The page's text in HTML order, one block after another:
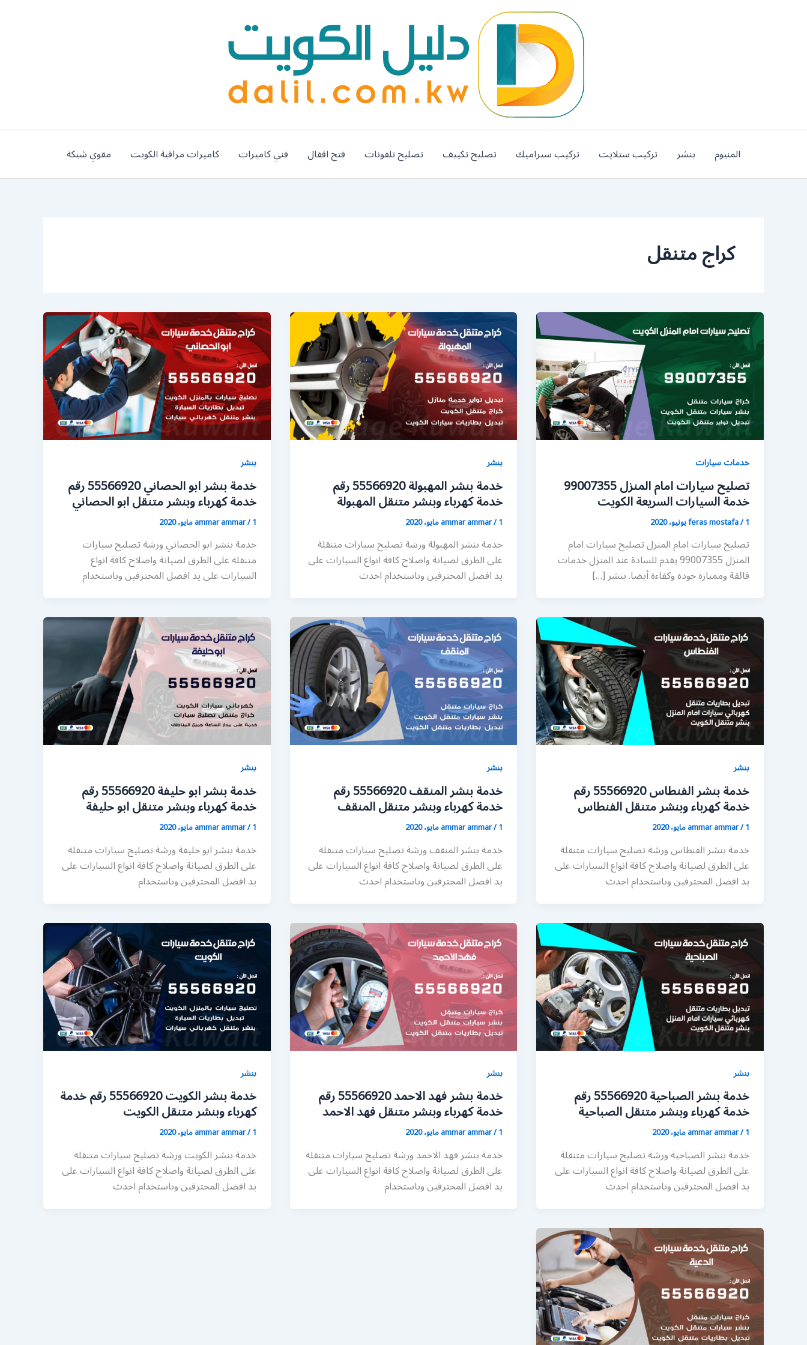
المنيوم بنشر تركيب ستلايت تركيب سيراميك تصليح تكييف تصليح تلفونات فتح اقفال فني كاميرات كاميرات مراقبة الكويت مقوي شبكة
كراج متنقل
خدمات سيارات
تصليح سيارات امام المنزل 99007355
خدمة السيارات السريعة الكويت
feras mostafa/1 يونيو، 2020
تصليح سيارات امام المنزل تصليح سيارات امام
المنزل 99007355 يقدم للسادة عند المنزل خدمات
فائقة وممتازة جودة وكفاءة أيضا. بنشر […]
بنشر
خدمة بنشر المهبولة 55566920 رقم
خدمة كهرباء وبنشر متنقل المهبولة
ammar ammar/1 مايو، 2020
خدمة بنشر المهبولة ورشة تصليح سيارات متنقلة
على الطرق لصيانة واصلاح كافة انواع السيارات على
يد افضل المحترفين وباستخدام احدث
بنشر
خدمة بنشر ابو الحصاني 55566920 رقم
خدمة كهرباء وبنشر متنقل ابو الحصاني
ammar ammar/1 مايو، 2020
خدمة بنشر ابو الحصاني ورشة تصليح سيارات
متنقلة على الطرق لصيانة واصلاح كافة انواع
السيارات على يد افضل المحترفين وباستخدام
بنشر
خدمة بنشر الفنطاس 55566920 رقم
خدمة كهرباء وبنشر متنقل الفنطاس
ammar ammar/1 مايو، 2020
خدمة بنشر الفنطاس ورشة تصليح سيارات متنقلة
على الطرق لصيانة واصلاح كافة انواع السيارات على
يد افضل المحترفين وباستخدام احدث
بنشر
خدمة بنشر المنقف 55566920 رقم
خدمة كهرباء وبنشر متنقل المنقف
ammar ammar/1 مايو، 2020
خدمة بنشر المنقف ورشة تصليح سيارات متنقلة
على الطرق لصيانة واصلاح كافة انواع السيارات على
يد افضل المحترفين وباستخدام احدث
بنشر
خدمة بنشر ابو حليفة 55566920 رقم
خدمة كهرباء وبنشر متنقل ابو حليفة
ammar ammar/1 مايو، 2020
خدمة بنشر ابو حليفة ورشة تصليح سيارات متنقلة
على الطرق لصيانة واصلاح كافة انواع السيارات على
يد افضل المحترفين وباستخدام
بنشر
خدمة بنشر الصباحية 55566920 رقم
خدمة كهرباء وبنشر متنقل الصباحية
ammar ammar/1 مايو، 2020
خدمة بنشر الصباحية ورشة تصليح سيارات متنقلة
على الطرق لصيانة واصلاح كافة انواع السيارات على
يد افضل المحترفين وباستخدام احدث
بنشر
خدمة بنشر فهد الاحمد 55566920 رقم
خدمة كهرباء وبنشر متنقل فهد الاحمد
ammar ammar/1 مايو، 2020
خدمة بنشر فهد الاحمد ورشة تصليح سيارات متنقلة
على الطرق لصيانة واصلاح كافة انواع السيارات على
يد افضل المحترفين وباستخدام
بنشر
خدمة بنشر الكويت 55566920 رقم خدمة
كهرباء وبنشر متنقل الكويت
ammar ammar/1 مايو، 2020
خدمة بنشر الكويت ورشة تصليح سيارات متنقلة
على الطرق لصيانة واصلاح كافة انواع السيارات على
يد افضل المحترفين وباستخدام احدث